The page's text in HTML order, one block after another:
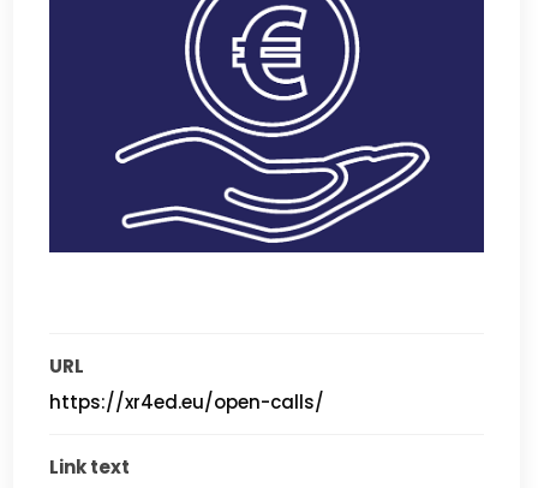
URL
https://xr4ed.eu/open-calls/
Link text